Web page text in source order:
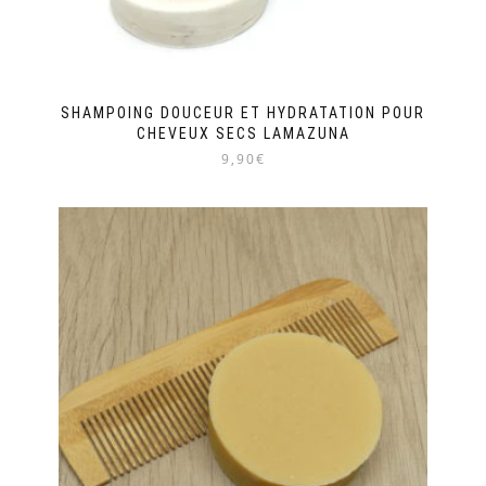
SHAMPOING DOUCEUR ET HYDRATATION POUR
CHEVEUX SECS LAMAZUNA
9,90€